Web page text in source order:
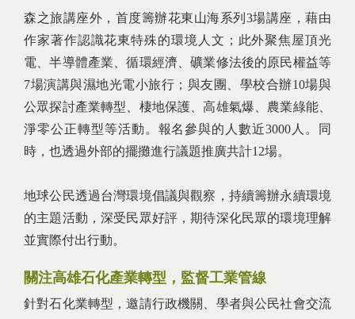
森之旅講座外，首度籌辦花東山海系列3場講座，藉由
作家著作認識花東特殊的環境人文；此外聚焦屋頂光
電、半導體產業、循環經濟、礦業修法後的原民權益等
7場演講與濕地光電小旅行；與友團、學校合辦10場與
公眾探討產業轉型、棲地保護、高雄氣爆、農業綠能、
淨零公正轉型等活動。報名參與的人數近3000人。同
時，也透過外部的擺攤進行議題推廣共計12場。
地球公民透過台灣環境倡議與觀察，持續籌辦永續環境
的主題活動，深受民眾好評，期待深化民眾的環境理解
並實際付出行動。
關注高雄石化產業轉型，監督工業管線
針對石化業轉型，邀請行政機關、學者與公民社會交流